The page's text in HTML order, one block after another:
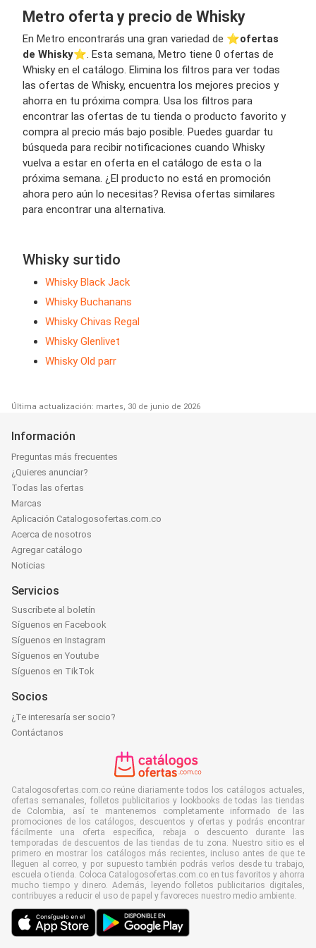
Metro oferta y precio de Whisky
En Metro encontrarás una gran variedad de ⭐️ofertas
de Whisky⭐️. Esta semana, Metro tiene 0 ofertas de
Whisky en el catálogo. Elimina los filtros para ver todas
las ofertas de Whisky, encuentra los mejores precios y
ahorra en tu próxima compra. Usa los filtros para
encontrar las ofertas de tu tienda o producto favorito y
compra al precio más bajo posible. Puedes guardar tu
búsqueda para recibir notificaciones cuando Whisky
vuelva a estar en oferta en el catálogo de esta o la
próxima semana. ¿El producto no está en promoción
ahora pero aún lo necesitas? Revisa ofertas similares
para encontrar una alternativa.
Whisky surtido
Whisky Black Jack
Whisky Buchanans
Whisky Chivas Regal
Whisky Glenlivet
Whisky Old parr
Última actualización: martes, 30 de junio de 2026
Información
Preguntas más frecuentes
¿Quieres anunciar?
Todas las ofertas
Marcas
Aplicación Catalogosofertas.com.co
Acerca de nosotros
Agregar catálogo
Noticias
Servicios
Suscríbete al boletín
Síguenos en Facebook
Síguenos en Instagram
Síguenos en Youtube
Síguenos en TikTok
Socios
¿Te interesaría ser socio?
Contáctanos
Catalogosofertas.com.co reúne diariamente todos los catálogos actuales,
ofertas semanales, folletos publicitarios y lookbooks de todas las tiendas
de Colombia, así te mantenemos completamente informado de las
promociones de los catálogos, descuentos y ofertas y podrás encontrar
fácilmente una oferta específica, rebaja o descuento durante las
temporadas de descuentos de las tiendas de tu zona. Nuestro sitio es el
primero en mostrar los catálogos más recientes, incluso antes de que te
lleguen al correo, y por supuesto también podrás verlos desde tu trabajo,
escuela o tienda. Coloca Catalogosofertas.com.co en tus favoritos y ahorra
mucho tiempo y dinero. Además, leyendo folletos publicitarios digitales,
contribuyes a reducir el uso de papel y favoreces nuestro medio ambiente.